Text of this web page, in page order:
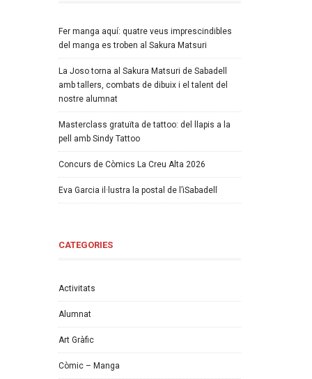
Fer manga aquí: quatre veus imprescindibles
del manga es troben al Sakura Matsuri
La Joso torna al Sakura Matsuri de Sabadell
amb tallers, combats de dibuix i el talent del
nostre alumnat
Masterclass gratuïta de tattoo: del llapis a la
pell amb Sindy Tattoo
Concurs de Còmics La Creu Alta 2026
Eva Garcia il·lustra la postal de l’iSabadell
CATEGORIES
Activitats
Alumnat
Art Gràfic
Còmic – Manga